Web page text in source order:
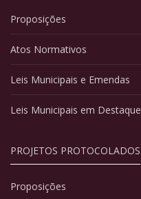
Proposições
Atos Normativos
Leis Municipais e Emendas
Leis Municipais em Destaque
PROJETOS PROTOCOLADOS
Proposições